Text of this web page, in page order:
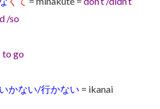
/so
to go
いかない/行かない = ikanai